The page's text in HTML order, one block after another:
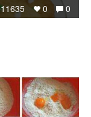
0
0
11635